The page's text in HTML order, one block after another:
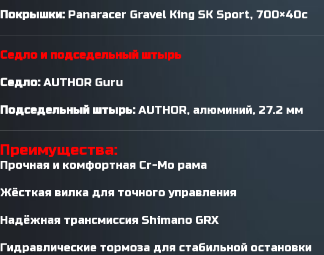
Покрышки: Panaracer Gravel King SK Sport, 700×40c
Седло и подседельный штырь
Седло: AUTHOR Guru
Подседельный штырь: AUTHOR, алюминий, 27.2 мм
Преимущества:
Прочная и комфортная Cr-Mo рама
Жёсткая вилка для точного управления
Надёжная трансмиссия Shimano GRX
Гидравлические тормоза для стабильной остановки